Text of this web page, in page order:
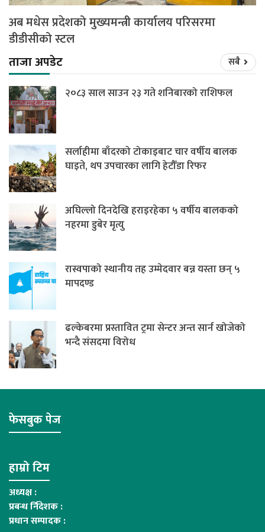
अब मधेस प्रदेशको मुख्यमन्त्री कार्यालय परिसरमा
डीडीसीको स्टल
ताजा अपडेट
सबै
२०८३ साल साउन २३ गते शनिबारको राशिफल
सर्लाहीमा बाँदरको टोकाइबाट चार वर्षीय बालक
घाइते, थप उपचारका लागि हेटौँडा रिफर
अघिल्लो दिनदेखि हराइरहेका ५ वर्षीय बालकको
नहरमा डुबेर मृत्यु
रास्वपाको स्थानीय तह उम्मेदवार बन्न यस्ता छन् ५
मापदण्ड
ढल्केबरमा प्रस्तावित ट्रमा सेन्टर अन्त सार्न खोजेको
भन्दै संसदमा विरोध
फेसबुक पेज
हाम्रो टिम
अध्यक्ष :
प्रबन्ध र्निदेशक :
प्रधान सम्पादक :